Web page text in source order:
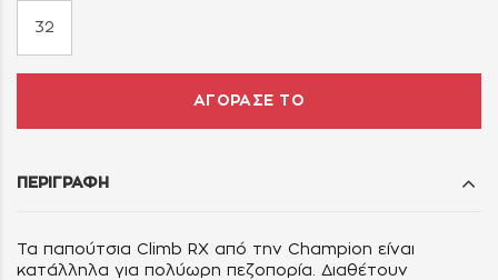
32
ΑΓΟΡΑΣΕ ΤΟ
ΠΕΡΙΓΡΑΦΗ
Τα παπούτσια Climb RX από την Champion είναι
κατάλληλα για πολύωρη πεζοπορία. Διαθέτουν